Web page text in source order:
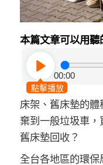
本篇文章可以用聽
點擊播放
00:00
床架、舊床墊的
棄到一般垃圾車，
舊床墊回收？
全台各地區的環